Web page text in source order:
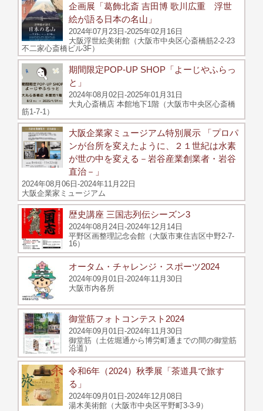
企画展「葛飾北斎 吉田博 歌川広重 浮世
絵が語る日本の名山」
2024年07月23日-2025年02月16日
大阪浮世絵美術館（大阪市中央区心斎橋筋2-2-23
不二家心斎橋ビル3F）
期間限定POP-UP SHOP「よーじやふらっ
と」
2024年08月02日-2025年01月31日
大丸心斎橋店 本館地下1階（大阪市中央区心斎橋
筋1-7-1）
大阪企業家ミュージアム特別展示 「プロパ
ンが台所を変えたように、２１世紀は水素
が世の中を変える－岩谷産業創業者・岩谷
直治－」
2024年08月06日-2024年11月22日
大阪企業家ミュージアム
歴史講座 三国志列伝シーズン3
2024年08月24日-2024年12月14日
平野区画整理記念会館（大阪市東住吉区中野2-7-
16）
オータム・チャレンジ・スポーツ2024
2024年09月01日-2024年11月30日
大阪市内各所
御堂筋フォトコンテスト2024
2024年09月01日-2024年11月30日
御堂筋（土佐堀通から博労町通までの間の御堂筋
沿道）
令和6年（2024）秋季展「茶道具で旅す
る」
2024年09月01日-2024年12月08日
湯木美術館（大阪市中央区平野町3-3-9）